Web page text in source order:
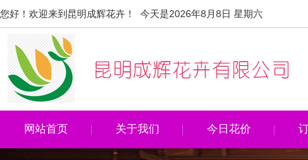
您好！欢迎来到昆明成辉花卉！ 今天是2026年8月8日 星期六
网站首页 关于我们 今日花价